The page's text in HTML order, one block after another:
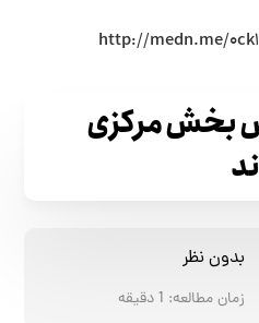
بخش مرکزی
بدون نظر
زمان مطالعه: 1دقیقه